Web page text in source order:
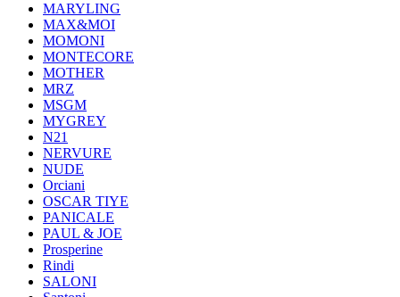
MARYLING
MAX&MOI
MOMONI
MONTECORE
MOTHER
MRZ
MSGM
MYGREY
N21
NERVURE
NUDE
Orciani
OSCAR TIYE
PANICALE
PAUL & JOE
Prosperine
Rindi
SALONI